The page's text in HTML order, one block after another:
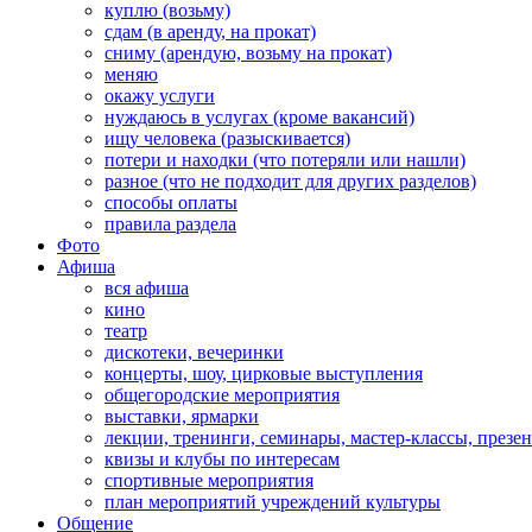
куплю (возьму)
сдам (в аренду, на прокат)
сниму (арендую, возьму на прокат)
меняю
окажу услуги
нуждаюсь в услугах (кроме вакансий)
ищу человека (разыскивается)
потери и находки (что потеряли или нашли)
разное (что не подходит для других разделов)
способы оплаты
правила раздела
Фото
Афиша
вся афиша
кино
театр
дискотеки, вечеринки
концерты, шоу, цирковые выступления
общегородские мероприятия
выставки, ярмарки
лекции, тренинги, семинары, мастер-классы,
квизы и клубы по интересам
спортивные мероприятия
план мероприятий учреждений культуры
Общение